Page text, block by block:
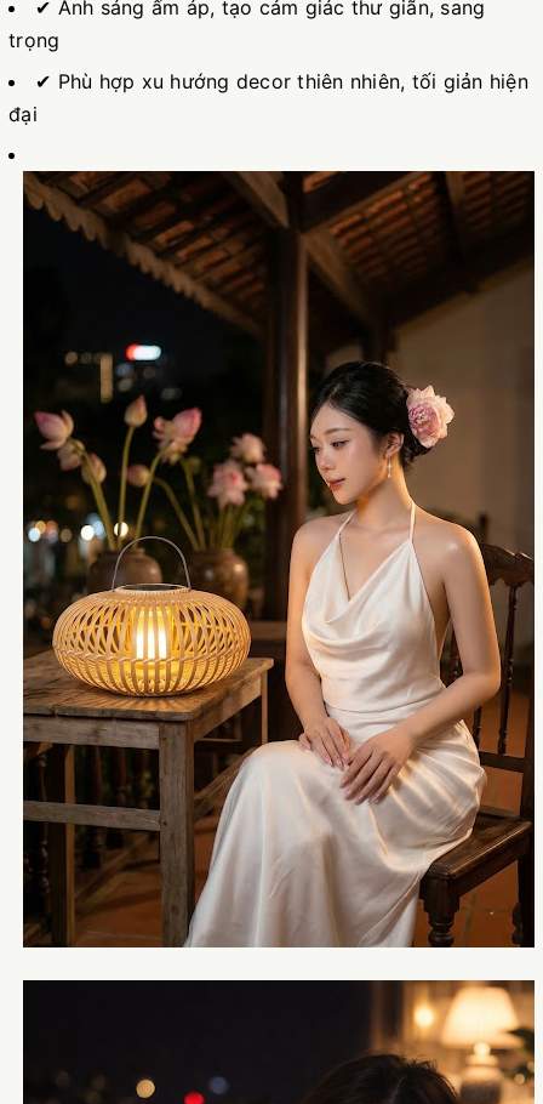
✔ Ánh sáng ấm áp, tạo cảm giác thư giãn, sang
trọng
✔ Phù hợp xu hướng decor thiên nhiên, tối giản hiện
đại